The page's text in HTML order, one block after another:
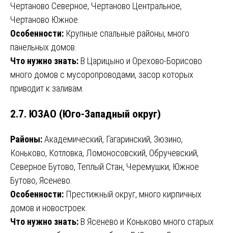
Чертаново Северное, Чертаново Центральное,
Чертаново Южное.
Особенности: Крупные спальные районы, много
панельных домов.
Что нужно знать: В Царицыно и Орехово-Борисово
много домов с мусоропроводами, засор которых
приводит к заливам.
2.7. ЮЗАО (Юго-Западный округ)
Районы:Академический, Гагаринский, Зюзино,
Коньково, Котловка, Ломоносовский, Обручевский,
Северное Бутово, Теплый Стан, Черемушки, Южное
Бутово, Ясенево.
Особенности: Престижный округ, много кирпичных
домов и новостроек.
Что нужно знать: В Ясенево и Коньково много старых